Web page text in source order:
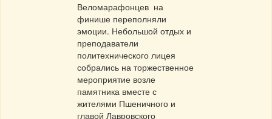
Веломарафонцев на
финише переполняли
эмоции. Небольшой отдых и
преподаватели
политехнического лицея
собрались на торжественное
мероприятие возле
памятника вместе с
жителями Пшеничного и
главой Лавровского